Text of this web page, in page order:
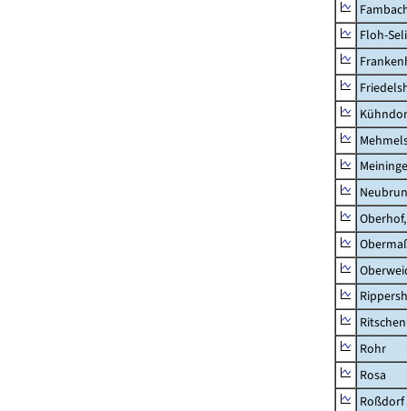
Floh-
Rohr
Rosa
Roßdorf